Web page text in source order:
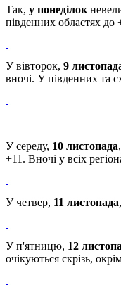
Так, у понеділок
південних областях до
У вівторок, 9
вночі. У південних та
У середу, 10 листопада
+11. Вночі у всіх
У четвер, 11 листопада
У п'ятницю, 12
очікуються скрізь,